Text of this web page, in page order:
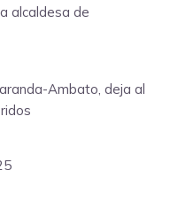
alcaldesa de